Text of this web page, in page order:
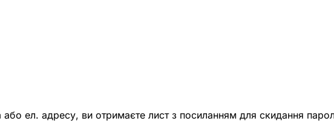
або ел. адресу, ви отримаєте лист з посиланням для скидання